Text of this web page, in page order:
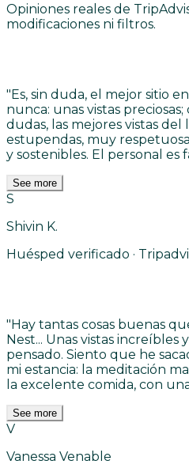
Opiniones reales de
modificaciones ni filtros.
"Es, sin duda, el mejor sitio
nunca: unas vistas
dudas, las mejores vistas del
estupendas, muy
y sostenibles. El personal es
See more
S
Shivin K.
Huésped verificado ·
"Hay tantas cosas buenas
Nest... Unas vistas
pensado. Siento que he
mi estancia: la meditación
la excelente comida, con
See more
V
Vanessa Venable